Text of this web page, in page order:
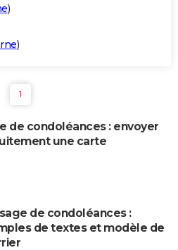
)
)
1
de condoléances : envoyer
une carte
de condoléances :
de textes et modèle de